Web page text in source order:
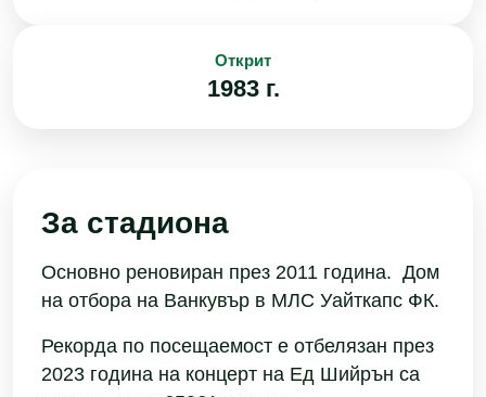
Открит
1983 г.
За стадиона
Основно реновиран през 2011 година. Дом
на отбора на Ванкувър в МЛС Уайткапс ФК.
Рекорда по посещаемост е отбелязан през
2023 година на концерт на Ед Шийрън са